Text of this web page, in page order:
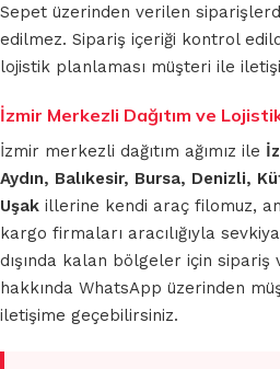
Sepet üzerinden verilen
edilmez. Sipariş içeriği kontrol
lojistik planlaması müşteri ile
İzmir Merkezli Dağıtım ve
İzmir merkezli dağıtım ağımız ile
Aydın, Balıkesir, Bursa, Denizli,
Uşak illerine kendi araç filomuz,
kargo firmaları aracılığıyla
dışında kalan bölgeler için sipariş
hakkında WhatsApp üzerinden
iletişime geçebilirsiniz.